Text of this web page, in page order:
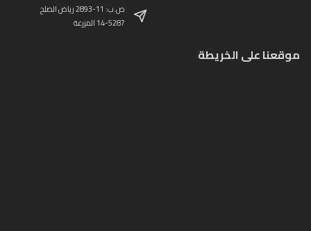
ص.ب: 11-2893 رياض الصلح
14-5287 المزرعة
موقعنا على الخريطة